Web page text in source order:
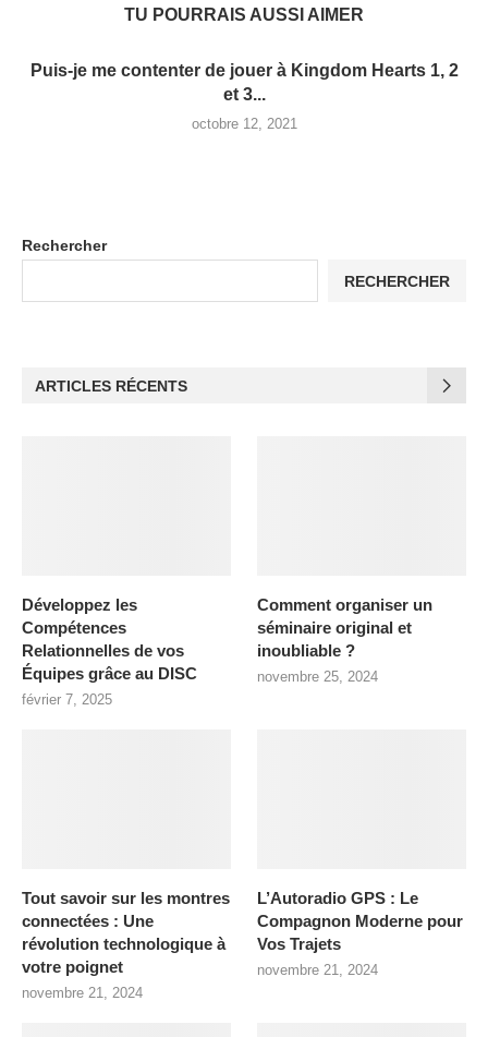
TU POURRAIS AUSSI AIMER
Puis-je me contenter de jouer à Kingdom Hearts 1, 2
et 3...
octobre 12, 2021
Rechercher
RECHERCHER
ARTICLES RÉCENTS
Développez les
Compétences
Relationnelles de vos
Équipes grâce au DISC
février 7, 2025
Comment organiser un
séminaire original et
inoubliable ?
novembre 25, 2024
Tout savoir sur les montres
connectées : Une
révolution technologique à
votre poignet
novembre 21, 2024
L’Autoradio GPS : Le
Compagnon Moderne pour
Vos Trajets
novembre 21, 2024